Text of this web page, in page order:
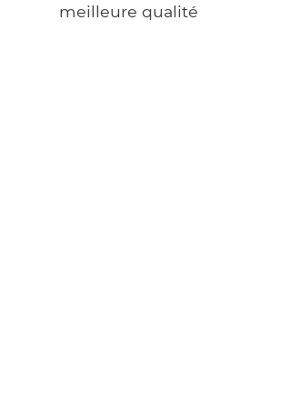
meilleure qualité